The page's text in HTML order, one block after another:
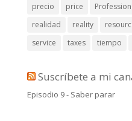
precio
price
realidad
reality
service
taxes tiempo
Suscríbete a mi
Episodio 9 - Saber parar